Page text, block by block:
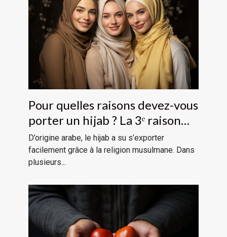
Pour quelles raisons devez-vous
porter un hijab ? La 3ᵉ raison
devrait vous étonner
D’origine arabe, le hijab a su s’exporter
facilement grâce à la religion musulmane. Dans
plusieurs...